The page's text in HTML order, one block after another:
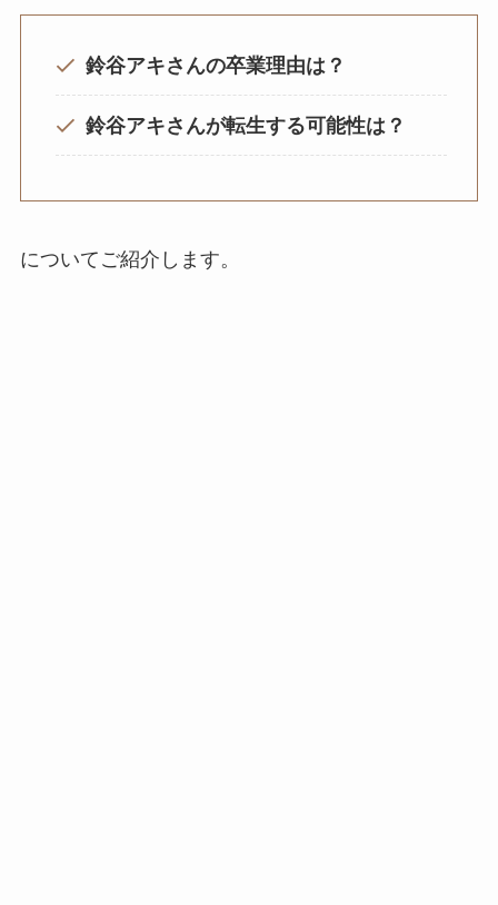
鈴谷アキさんの卒業理由は？
鈴谷アキさんが転生する可能性は？
についてご紹介します。